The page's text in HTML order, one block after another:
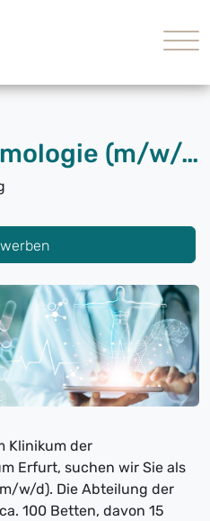
Oberarzt Pneumologie (m/w/d)
Klinikum der
Erfurt, suchen wir Sie als
w/d). Die Abteilung der
100 Betten, davon 15